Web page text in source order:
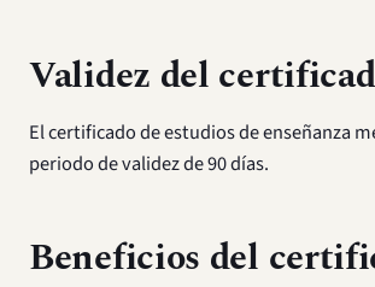
Validez del
El certificado de estudios de enseñanza
periodo de validez de 90 días.
Beneficios del